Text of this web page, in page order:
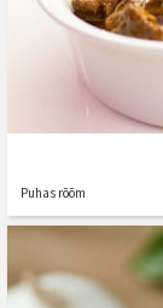
Puhas rõõm